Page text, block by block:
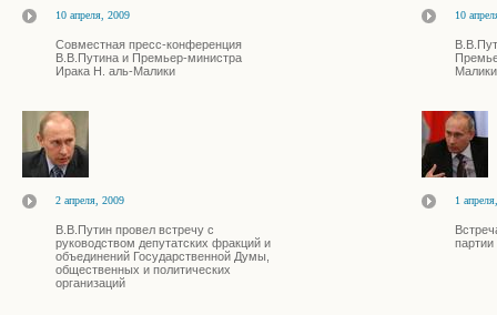
10 апреля, 2009
Совместная пресс-конференция
В.В.Путина и Премьер-министра
Ирака Н. аль-Малики
10
2 апреля, 2009
В.В.Путин провел встречу с
руководством депутатских фракций и
объединений Государственной Думы,
общественных и политических
организаций
1